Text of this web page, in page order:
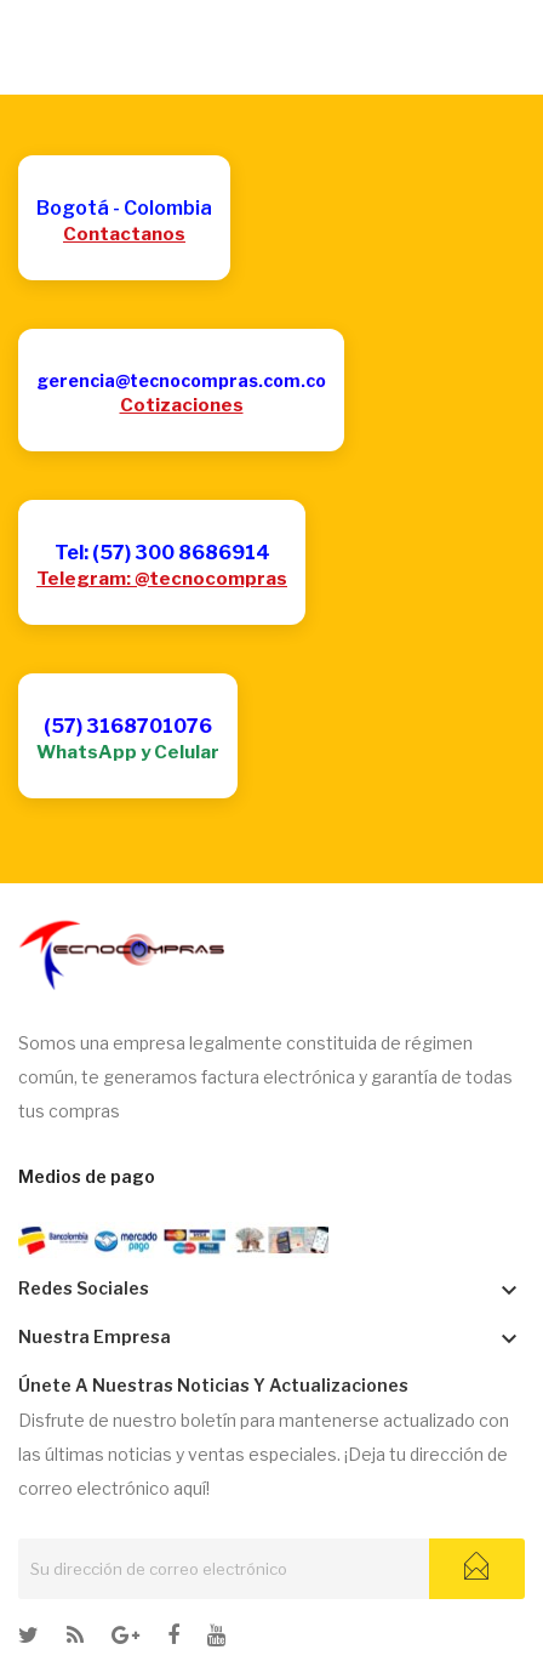
Bogotá - Colombia
Contactanos
gerencia@tecnocompras.com.co
Cotizaciones
Tel: (57) 300 8686914
Telegram: @tecnocompras
(57) 3168701076
WhatsApp y Celular
Somos una empresa legalmente constituida de régimen
común, te generamos factura electrónica y garantía de todas
tus compras
Medios de pago
Redes Sociales keyboard_arrow_down
Nuestra Empresa keyboard_arrow_down
Únete A Nuestras Noticias Y Actualizaciones
Disfrute de nuestro boletín para mantenerse actualizado con
las últimas noticias y ventas especiales. ¡Deja tu dirección de
correo electrónico aquí!